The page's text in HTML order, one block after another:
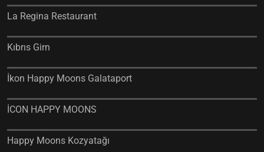
La Regina Restaurant
Kıbrıs Girn
İkon Happy Moons Galataport
İCON HAPPY MOONS
Happy Moons Kozyatağı